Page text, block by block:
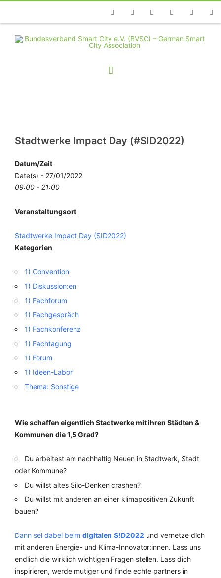
TelefonFacebookTwitterYoutubeInstagramLinkedin
Stadtwerke Impact Day (#SID2022)
Datum/Zeit
Date(s) - 27/01/2022
09:00 - 21:00
Veranstaltungsort
Stadtwerke Impact Day (SID2022)
Kategorien
1) Convention
1) Diskussion:en
1) Fachforum
1) Fachgespräch
1) Fachkonferenz
1) Fachtagung
1) Forum
1) Ideen-Labor
Thema: Sonstige
Wie schaffen eigentlich Stadtwerke mit ihren Städten &
Kommunen die 1,5 Grad?
Du arbeitest am nachhaltig Neuen in Stadtwerk, Stadt
oder Kommune?
Du willst altes Silo-Denken crashen?
Du willst mit anderen an einer klimapositiven Zukunft
bauen?
Dann sei dabei beim digitalen S!D2022 und vernetze dich
mit anderen Energie- und Klima-Innovator:innen. Lass uns
endlich die wirklich wichtigen Fragen stellen. Lass dich
inspirieren, werde mutiger und finde echte partners in